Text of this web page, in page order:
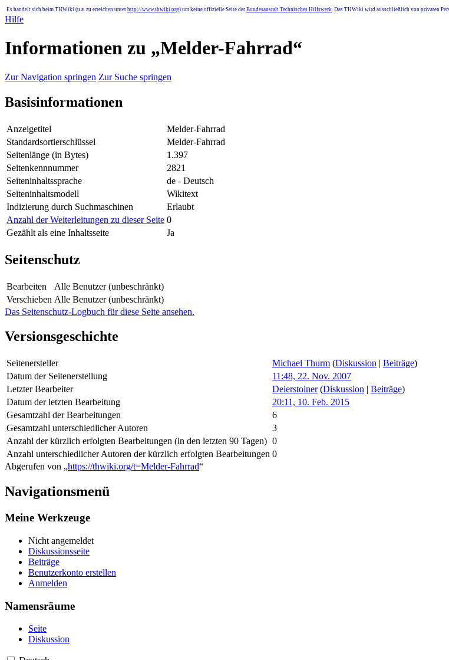
Es handelt sich beim THWiki (u.a. zu erreichen unter http://www.thwiki.org) um keine offizielle Seite der Bundesanstalt Technisches Hilfswerk. Das THWiki wird ausschließlich von privaten
Hilfe
Informationen zu „Melder-Fahrrad“
Zur Navigation springen Zur Suche springen
Basisinformationen
Anzeigetitel
Melder-Fahrrad
Standardsortierschlüssel
Melder-Fahrrad
Seitenlänge (in Bytes)
1.397
Seitenkennnummer
2821
Seiteninhaltssprache
de - Deutsch
Seiteninhaltsmodell
Wikitext
Indizierung durch Suchmaschinen
Erlaubt
Anzahl der Weiterleitungen zu dieser Seite 0
Gezählt als eine Inhaltsseite
Ja
Seitenschutz
Bearbeiten
Alle Benutzer (unbeschränkt)
Verschieben Alle Benutzer (unbeschränkt)
Das Seitenschutz-Logbuch für diese Seite ansehen.
Versionsgeschichte
Seitenersteller Michael Thurm (Diskussion | Beiträge)
Datum der Seitenerstellung
11:48, 22. Nov. 2007
Letzter Bearbeiter
Deierstoiner (Diskussion | Beiträge)
Datum der letzten Bearbeitung
20:11, 10. Feb. 2015
Gesamtzahl der Bearbeitungen
6
Gesamtzahl unterschiedlicher Autoren
3
Anzahl der kürzlich erfolgten Bearbeitungen (in den letzten 90 Tagen) 0
Anzahl unterschiedlicher Autoren der kürzlich erfolgten Bearbeitungen 0
Abgerufen von „https://thwiki.org/t=Melder-Fahrrad“
Navigationsmenü
Meine Werkzeuge
Nicht angemeldet
Diskussionsseite
Beiträge
Benutzerkonto erstellen
Anmelden
Namensräume
Seite
Diskussion